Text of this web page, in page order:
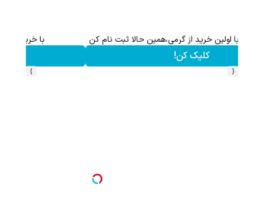
هم سرمایه گذاری میکنی هم نقره هدیه میگیری ؛ثبت نام کن
‹
›